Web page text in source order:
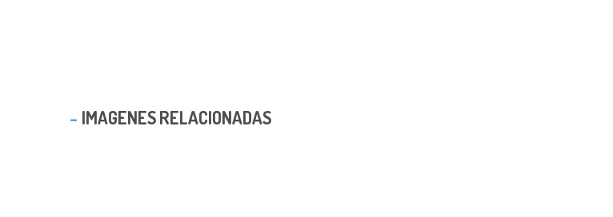
IMAGENES RELACIONADAS